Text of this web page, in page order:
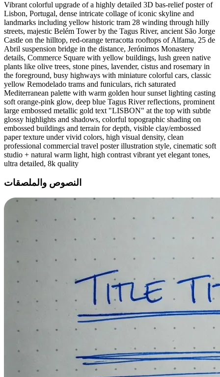
Vibrant colorful upgrade of a highly detailed 3D bas-relief poster of
Lisbon, Portugal, dense intricate collage of iconic skyline and
landmarks including yellow historic tram 28 winding through hilly
streets, majestic Belém Tower by the Tagus River, ancient São Jorge
Castle on the hilltop, red-orange terracotta rooftops of Alfama, 25 de
Abril suspension bridge in the distance, Jerónimos Monastery
details, Commerce Square with yellow buildings, lush green native
plants like olive trees, stone pines, lavender, cistus and rosemary in
the foreground, busy highways with miniature colorful cars, classic
yellow Remodelado trams and funiculars, rich saturated
Mediterranean palette with warm golden hour sunset lighting casting
soft orange-pink glow, deep blue Tagus River reflections, prominent
large embossed metallic gold text "LISBON" at the top with subtle
glossy highlights and shadows, colorful topographic shading on
embossed buildings and terrain for depth, visible clay/embossed
paper texture under vivid colors, high visual density, clean
professional commercial travel poster illustration style, cinematic soft
studio + natural warm light, high contrast vibrant yet elegant tones,
ultra detailed, 8k quality
النصوص والملصقات